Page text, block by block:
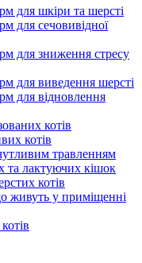
для шкіри та шерсті
для сечовивідної
для зниження стресу
для виведення шерсті
для відновлення
котів
котів
травленням
та лактуючих кішок
котів
живуть у приміщенні